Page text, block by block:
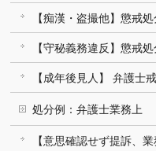
【痴漢・盗撮他】懲戒処
【守秘義務違反】懲戒処
【成年後見人】 弁護士
処分例：弁護士業務上
【意思確認せず提訴、